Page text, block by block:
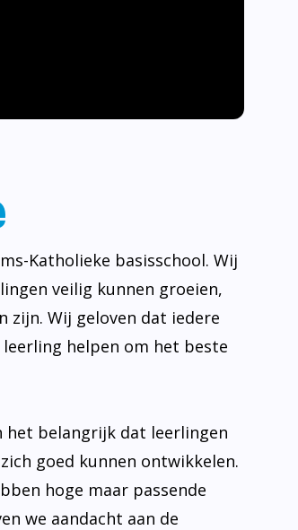
Katholieke basisschool. Wij
veilig kunnen groeien,
zijn. Wij geloven dat iedere
helpen om het beste
het belangrijk dat leerlingen
goed kunnen ontwikkelen.
hoge maar passende
we aandacht aan de